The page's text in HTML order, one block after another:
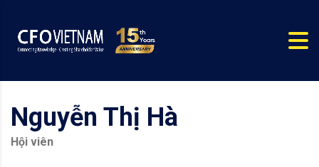
Nguyễn Thị Hà
Hội viên